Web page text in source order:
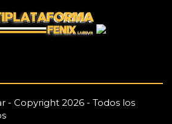
- Copyright 2026 - Todos los